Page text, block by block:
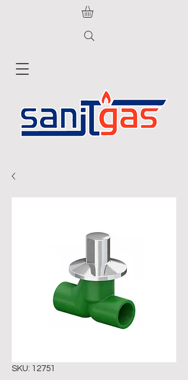
SKU: 12751